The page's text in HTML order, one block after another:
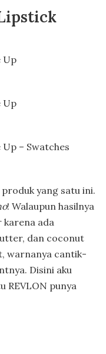
Up
Up
– Swatches
yang satu ini.
! Walaupun hasilnya
ada
dan coconut
warnanya cantik-
Disini aku
REVLON punya